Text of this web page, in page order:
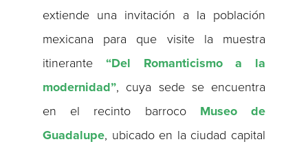
extiende una invitación a la población
mexicana para que visite la muestra
itinerante “Del Romanticismo a la
modernidad”, cuya sede se encuentra
en el recinto barroco Museo de
Guadalupe, ubicado en la ciudad capital